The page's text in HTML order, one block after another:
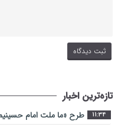
تازه‌ترین اخبار
11:34 طرح «ما ملت امام